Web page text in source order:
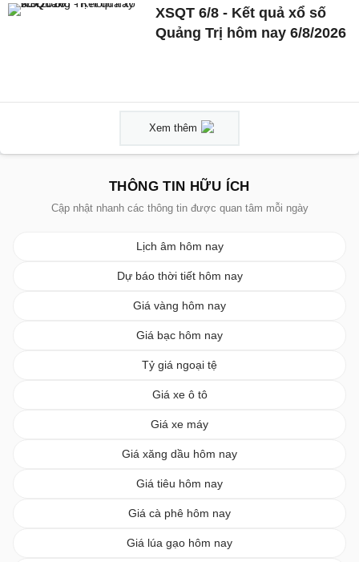
XSQT 6/8 - Kết quả xổ số
Quảng Trị hôm nay 6/8/2026
Xem thêm
THÔNG TIN HỮU ÍCH
Cập nhật nhanh các thông tin được quan tâm mỗi ngày
Lịch âm hôm nay
Dự báo thời tiết hôm nay
Giá vàng hôm nay
Giá bạc hôm nay
Tỷ giá ngoại tệ
Giá xe ô tô
Giá xe máy
Giá xăng dầu hôm nay
Giá tiêu hôm nay
Giá cà phê hôm nay
Giá lúa gạo hôm nay